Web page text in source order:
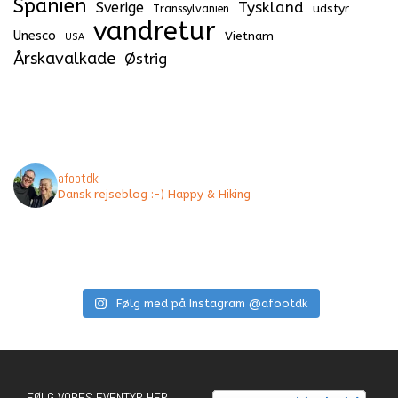
Spanien Sverige Transsylvanien Tyskland udstyr
Unesco USA vandretur Vietnam
Årskavalkade Østrig
afootdk
Dansk rejseblog :-) Happy & Hiking
Følg med på Instagram @afootdk